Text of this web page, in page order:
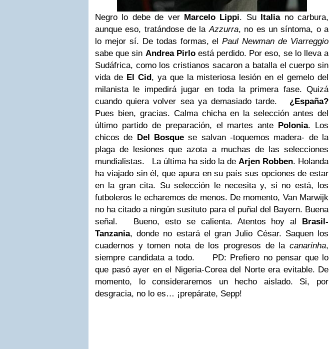
Negro lo debe de ver Marcelo Lippi. Su Italiano carbura,
aunque eso, tratándose de laAzzurra, no es un síntoma, o a
lo mejor sí. De todas formas, elPaul Newman de Viarreggio
sabe que sin Andrea Pirloestá perdido. Por eso, se lo lleva a
Sudáfrica, como los cristianos sacaron a batalla el cuerpo sin
vida de El Cid, ya que la misteriosa lesión en el gemelo del
milanista le impedirá jugar en toda la primera fase. Quizá
cuando quiera volver sea ya demasiado tarde. ¿España?
Pues bien, gracias. Calma chicha en la selección antes del
último partido de preparación, el martes ante Polonia. Los
chicos de Del Bosque se salvan -toquemos madera- de la
plaga de lesiones que azota a muchas de las selecciones
mundialistas. La última ha sido la de Arjen Robben. Holanda
ha viajado sin él, que apura en su país sus opciones de estar
en la gran cita. Su selección le necesita y, si no está, los
futboleros le echaremos de menos. De momento, Van Marwijk
no ha citado a ningún susituto para el puñal del Bayern. Buena
señal. Bueno, esto se calienta. Atentos hoy al Brasil-
Tanzania, donde no estará el gran Julio César. Saquen los
cuadernos y tomen nota de los progresos de la canarinha,
siempre candidata a todo. PD: Prefiero no pensar que lo
que pasó ayer en el Nigeria-Corea del Norte era evitable. De
momento, lo consideraremos un hecho aislado. Si, por
desgracia, no lo es… ¡prepárate, Sepp!